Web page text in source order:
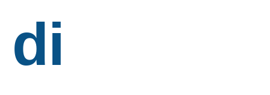
di